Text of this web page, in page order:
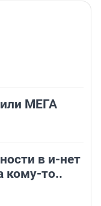
МЕГА
в и-нет
кому-то..